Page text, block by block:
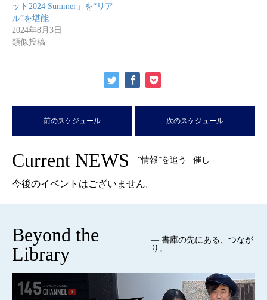
ット2024 Summer」を“リア
ル”を堪能
2024年8月3日
類似投稿
前のスケジュール 次のスケジュール
Current NEWS “情報”を追う | 催し
今後のイベントはございません。
Beyond the
Library
— 書庫の先にある、つなが
り。